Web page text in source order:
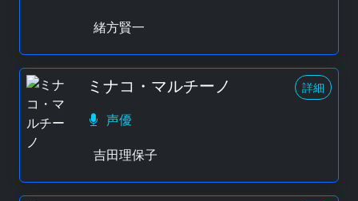
緒方賢一
ミナコ・マルチーノ 詳細
声優
吉田理保子